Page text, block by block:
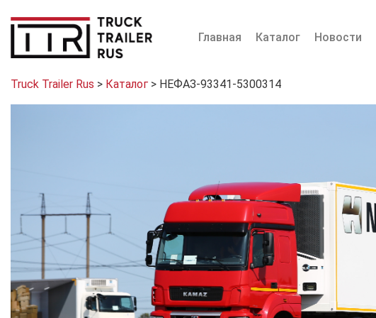
Главная Каталог Новости
Truck Trailer Rus > Каталог > НЕФАЗ-93341-5300314